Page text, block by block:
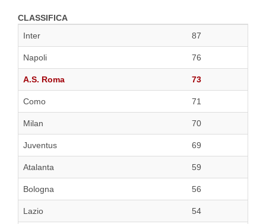
CLASSIFICA
Inter
87
Napoli 76
A.S. Roma 73
Como 71
Milan 70
Juventus 69
Atalanta 59
Bologna 56
Lazio 54